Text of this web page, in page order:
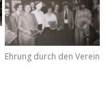
Ehrung durch den Verein